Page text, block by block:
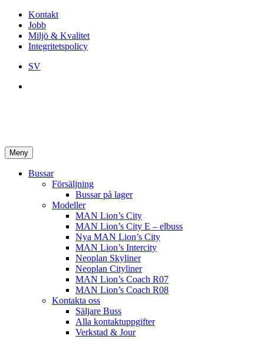
Kontakt
Jobb
Miljö & Kvalitet
Integritetspolicy
SV
Meny
Bussar
Försäljning
Bussar på lager
Modeller
MAN Lion’s City
MAN Lion’s City E – elbuss
Nya MAN Lion’s City
MAN Lion’s Intercity
Neoplan Skyliner
Neoplan Cityliner
MAN Lion’s Coach R07
MAN Lion’s Coach R08
Kontakta oss
Säljare Buss
Alla kontaktuppgifter
Verkstad & Jour